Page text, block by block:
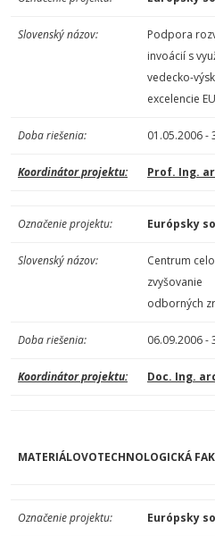
Slovenský názov:
Podpora
invoácií s
vedecko-
excelencie EU
Doba riešenia: 01.05.2006 -
Koordinátor projektu: Prof. Ing.
Označenie projektu: Európsky
Slovenský názov:
Centrum
zvyšovanie
odborných
Doba riešenia: 06.09.2006 -
Koordinátor projektu: Doc. Ing.
MATERIÁLOVOTECHNOLOGICKÁ
Označenie projektu: Európsky